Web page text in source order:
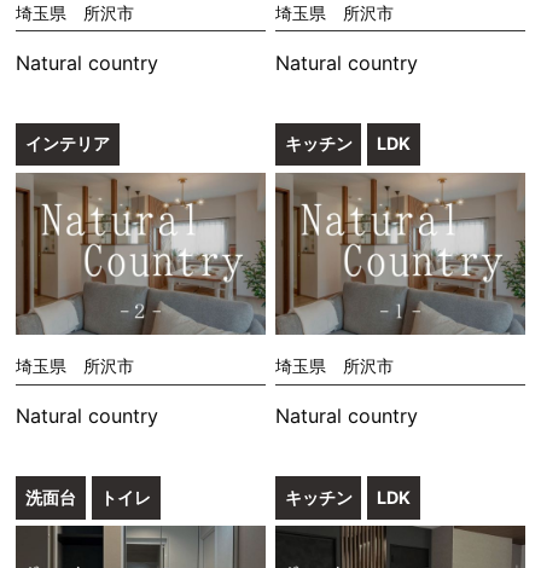
埼玉県 所沢市
Natural country
埼玉県 所沢市
Natural country
インテリア
埼玉県 所沢市
Natural country
キッチン LDK
埼玉県 所沢市
Natural country
洗面台 トイレ キッチン LDK